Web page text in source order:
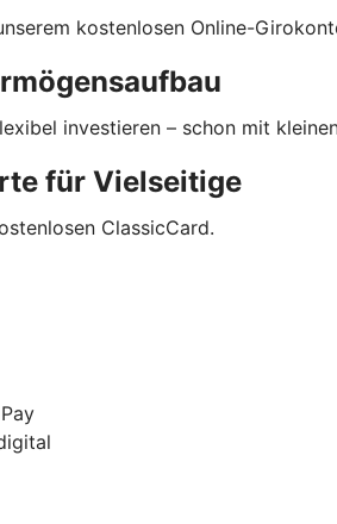
kostenlosen Online-
investieren – schon mit
für Vielseitige
ClassicCard.